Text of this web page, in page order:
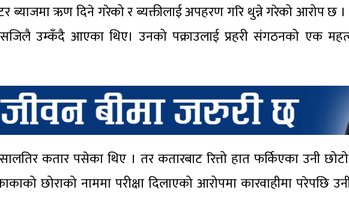
ब्याजमा ऋण दिने गरेको र ब्यक्तीलाई अपहरण गरि थुन्ने गरेको आरोप छ
उम्कँदै आएका थिए। उनको पक्राउलाई प्रहरी संगठनको एक
कतार पसेका थिए । तर कतारबाट रित्तो हात फर्किएका उनी
छोराको नाममा परीक्षा दिलाएको आरोपमा कारवाहीमा परेपछि